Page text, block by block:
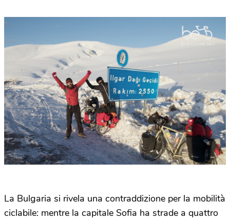
La Bulgaria si rivela una contraddizione per la mobilità
ciclabile: mentre la capitale Sofia ha strade a quattro